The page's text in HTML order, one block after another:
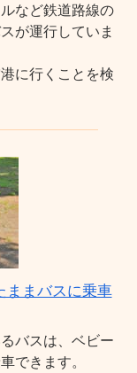
など鉄道路線の
が運行していま
に行くことを検
ままバスに乗車
バスは、ベビー
できます。